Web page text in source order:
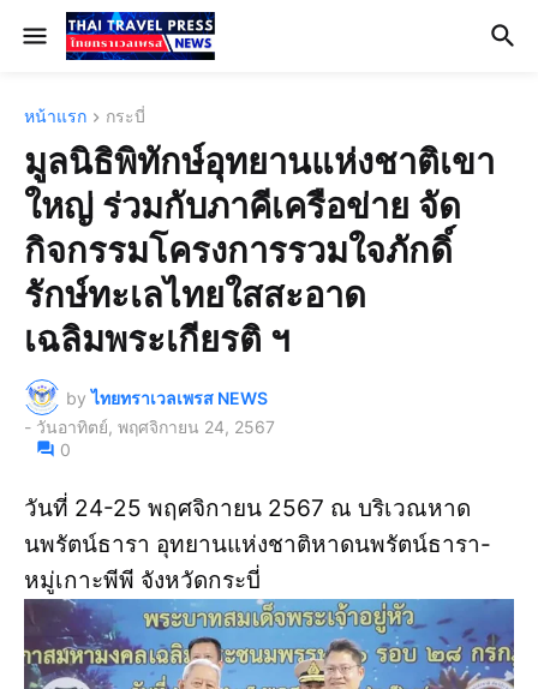
หน้าแรก กระบี่
มูลนิธิพิทักษ์อุทยานแห่งชาติเขา
ใหญ่ ร่วมกับภาคีเครือข่าย จัด
กิจกรรมโครงการรวมใจภักดิ์
รักษ์ทะเลไทยใสสะอาด
เฉลิมพระเกียรติ ฯ
by ไทยทราเวลเพรส NEWS
- วันอาทิตย์, พฤศจิกายน 24, 2567
0
วันที่ 24-25 พฤศจิกายน 2567 ณ บริเวณหาด
นพรัตน์ธารา อุทยานแห่งชาติหาดนพรัตน์ธารา-
หมู่เกาะพีพี จังหวัดกระบี่